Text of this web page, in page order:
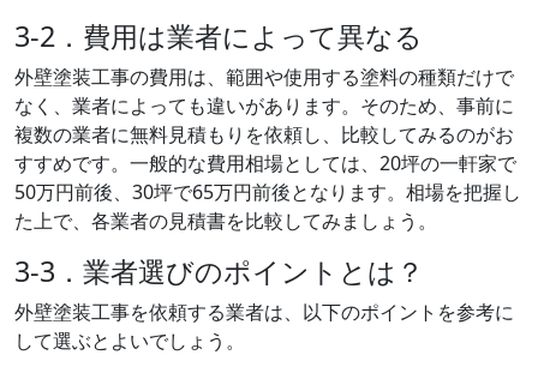
3-2．費用は業者によって異なる
外壁塗装工事の費用は、範囲や使用する塗料の種類だけで
なく、業者によっても違いがあります。そのため、事前に
複数の業者に無料見積もりを依頼し、比較してみるのがお
すすめです。一般的な費用相場としては、20坪の一軒家で
50万円前後、30坪で65万円前後となります。相場を把握し
た上で、各業者の見積書を比較してみましょう。
3-3．業者選びのポイントとは？
外壁塗装工事を依頼する業者は、以下のポイントを参考に
して選ぶとよいでしょう。